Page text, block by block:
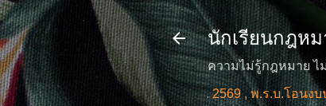
นักเรียนกฎหม
ความไม่รู้กฎหมาย ไ
ริการแก่ประชาชน พ.ศ. 2569 , พ.ร.บ.โอนงบประมาณรา